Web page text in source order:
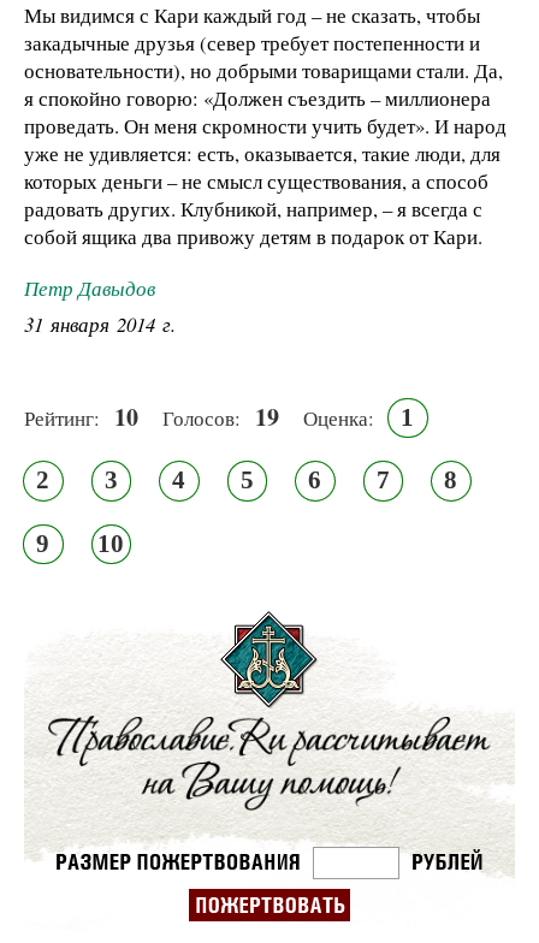
Мы видимся с Кари каждый год – не сказать, чтобы
закадычные друзья (север требует постепенности и
основательности), но добрыми товарищами стали. Да,
я спокойно говорю: «Должен съездить – миллионера
проведать. Он меня скромности учить будет». И народ
уже не удивляется: есть, оказывается, такие люди, для
которых деньги – не смысл существования, а способ
радовать других. Клубникой, например, – я всегда с
собой ящика два привожу детям в подарок от Кари.
Петр Давыдов
31 января 2014 г.
Рейтинг: 10 Голосов: 19 Оценка: 1
2 3 4 5 6 7 8
9 10